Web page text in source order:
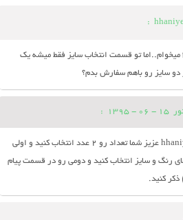
:
سلام..من رنگ سبز سایز 38 و 39 میخوام..اما تو قسمت انتخاب سایز فقط میشه یک
دو سایز رو باهم سفارش بدم؟
15 - 06 - 1395
:
با سلام. hhaniyeh.h2 عزیز شما تعداد رو 2 عدد انتخاب کنید و اولی
رنگ و سایز انتخاب کنید و دومی رو در قسمت پیام
کنید.